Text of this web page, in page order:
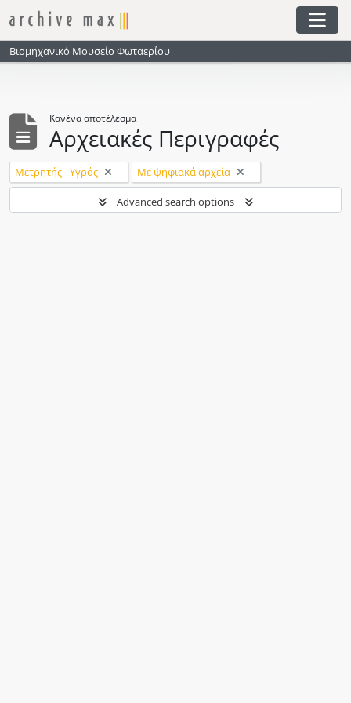
Skip to main content
Βιομηχανικό Μουσείο Φωταερίου
Κανένα αποτέλεσμα
Αρχειακές Περιγραφές
Αφαίρεση φίλτρου:
Μετρητής - Υγρός Αφαίρεση φίλτρου:
Με ψηφιακά αρχεία
Advanced search options